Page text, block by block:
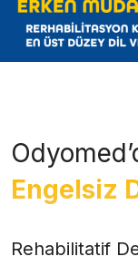
Engelsiz
Rehabilitatif